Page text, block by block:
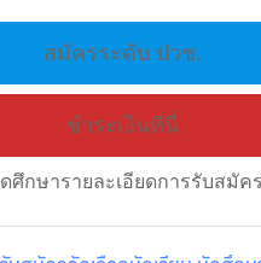
สมัครระดับ ปวช.
ชำระเงินที่นี่
ศึกษารายละเอียดการรับสมั